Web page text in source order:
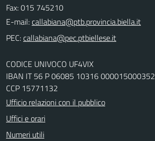
Fax: 015 745210
E-mail:
PEC:
CODICE UNIVOCO UF4VIX
IBAN IT 56 P 06085 10316 000015000352
CCP 15771132
Ufficio relazioni con il pubblico
Uffici e orari
Numeri utili